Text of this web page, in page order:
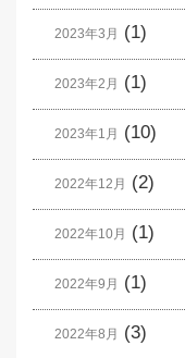
2023年3月 (1)
2023年2月 (1)
2023年1月 (10)
2022年12月 (2)
2022年10月 (1)
2022年9月 (1)
2022年8月 (3)